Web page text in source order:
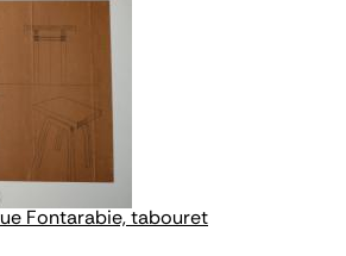
Fontarabie, tabouret